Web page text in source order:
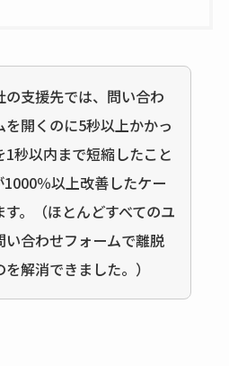
の支援先では、問い合わ
を開くのに5秒以上かかっ
1秒以内まで短縮したこと
1000％以上改善したケー
す。（ほとんどすべてのユ
い合わせフォームで離脱
を解消できました。）